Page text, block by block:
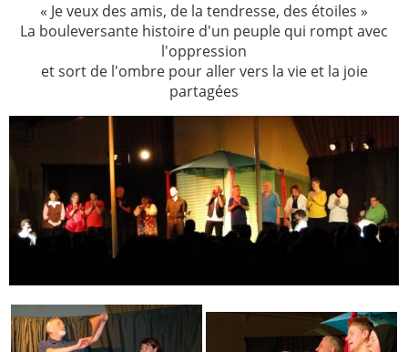
« Je veux des amis, de la tendresse, des étoiles »
La bouleversante histoire d'un peuple qui rompt avec
l'oppression
et sort de l'ombre pour aller vers la vie et la joie
partagées